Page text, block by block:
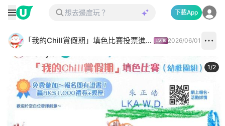
下載App
「我的Chill賞假期」填色比賽投票進行中✅ 2026/06/01
1/2